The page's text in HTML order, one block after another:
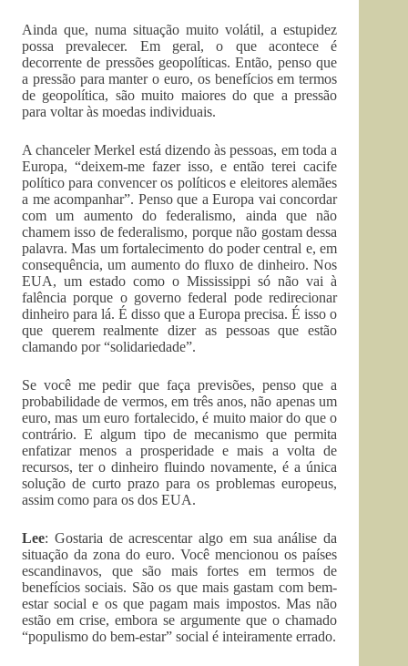
Ainda que, numa situação muito volátil, a estupidez
possa prevalecer. Em geral, o que acontece é
decorrente de pressões geopolíticas. Então, penso que
a pressão para manter o euro, os benefícios em termos
de geopolítica, são muito maiores do que a pressão
para voltar às moedas individuais.
A chanceler Merkel está dizendo às pessoas, em toda a
Europa, “deixem-me fazer isso, e então terei cacife
político para convencer os políticos e eleitores alemães
a me acompanhar”. Penso que a Europa vai concordar
com um aumento do federalismo, ainda que não
chamem isso de federalismo, porque não gostam dessa
palavra. Mas um fortalecimento do poder central e, em
consequência, um aumento do fluxo de dinheiro. Nos
EUA, um estado como o Mississippi só não vai à
falência porque o governo federal pode redirecionar
dinheiro para lá. É disso que a Europa precisa. É isso o
que querem realmente dizer as pessoas que estão
clamando por “solidariedade”.
Se você me pedir que faça previsões, penso que a
probabilidade de vermos, em três anos, não apenas um
euro, mas um euro fortalecido, é muito maior do que o
contrário. E algum tipo de mecanismo que permita
enfatizar menos a prosperidade e mais a volta de
recursos, ter o dinheiro fluindo novamente, é a única
solução de curto prazo para os problemas europeus,
assim como para os dos EUA.
Lee: Gostaria de acrescentar algo em sua análise da
situação da zona do euro. Você mencionou os países
escandinavos, que são mais fortes em termos de
benefícios sociais. São os que mais gastam com bem-
estar social e os que pagam mais impostos. Mas não
estão em crise, embora se argumente que o chamado
“populismo do bem-estar” social é inteiramente errado.